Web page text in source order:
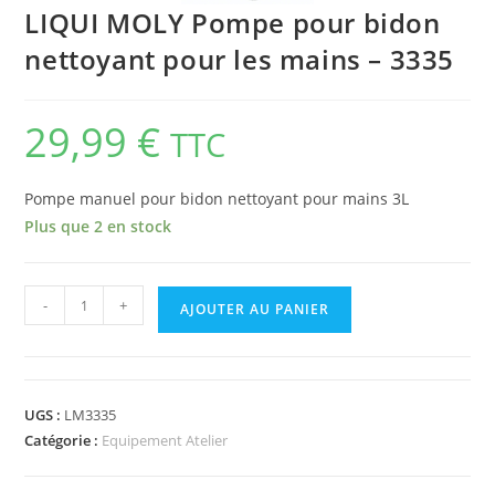
LIQUI MOLY Pompe pour bidon
nettoyant pour les mains – 3335
29,99 € TTC
Pompe manuel pour bidon nettoyant pour mains 3L
Plus que 2 en stock
- + AJOUTER AU PANIER
UGS : LM3335
Catégorie : Equipement Atelier